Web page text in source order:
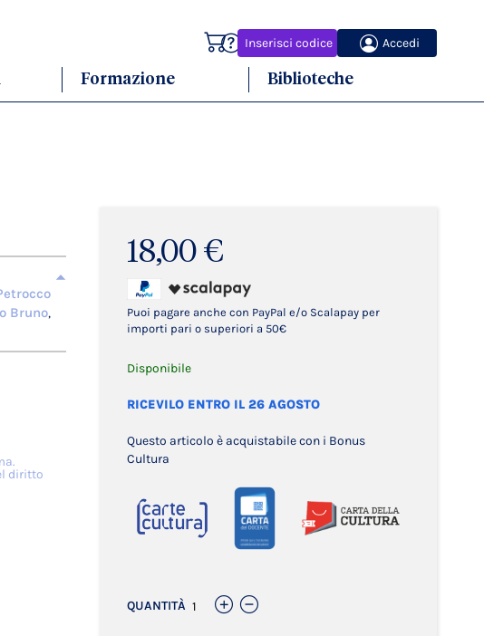
Inserisci codice Accedi
Carrello
Formazione Biblioteche
18,00 €
Puoi pagare anche con PayPal e/o Scalapay per
importi pari o superiori a 50€
Disponibile
RICEVILO ENTRO IL 26 AGOSTO
Questo articolo è acquistabile con i Bonus
Cultura
QUANTITÀ
Bruno,
diritto